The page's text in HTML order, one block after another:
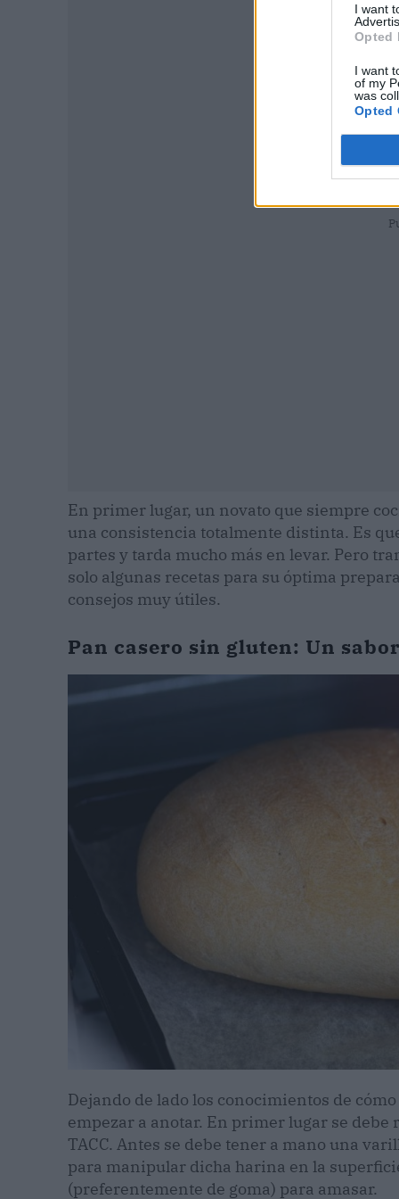
I want
Opted
I want
of my
was
Opted
En primer lugar, un novato que siempre
una consistencia totalmente distinta. Es
partes y tarda mucho más en levar. Pero
solo algunas recetas para su óptima
consejos muy útiles.
Pan casero sin gluten: Un
Dejando de lado los conocimientos de
empezar a anotar. En primer lugar se debe
TACC. Antes se debe tener a mano una
para manipular dicha harina en la
(preferentemente de goma) para amasar.